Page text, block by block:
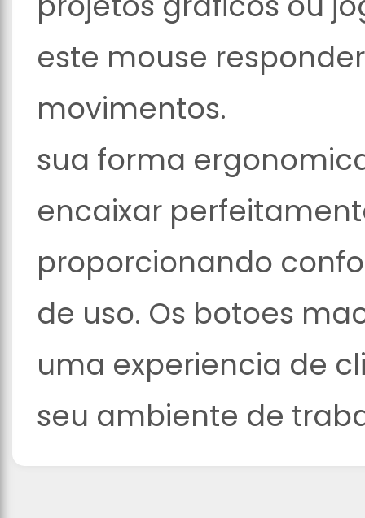
este mouse
movimentos.
sua forma
encaixar
proporcionando
de uso. Os botoes
uma experiencia de
seu ambiente de